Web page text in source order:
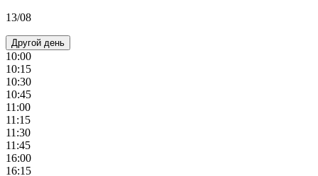
13/08
Другой день
10:00
10:15
10:30
10:45
11:00
11:15
11:30
11:45
16:00
16:15